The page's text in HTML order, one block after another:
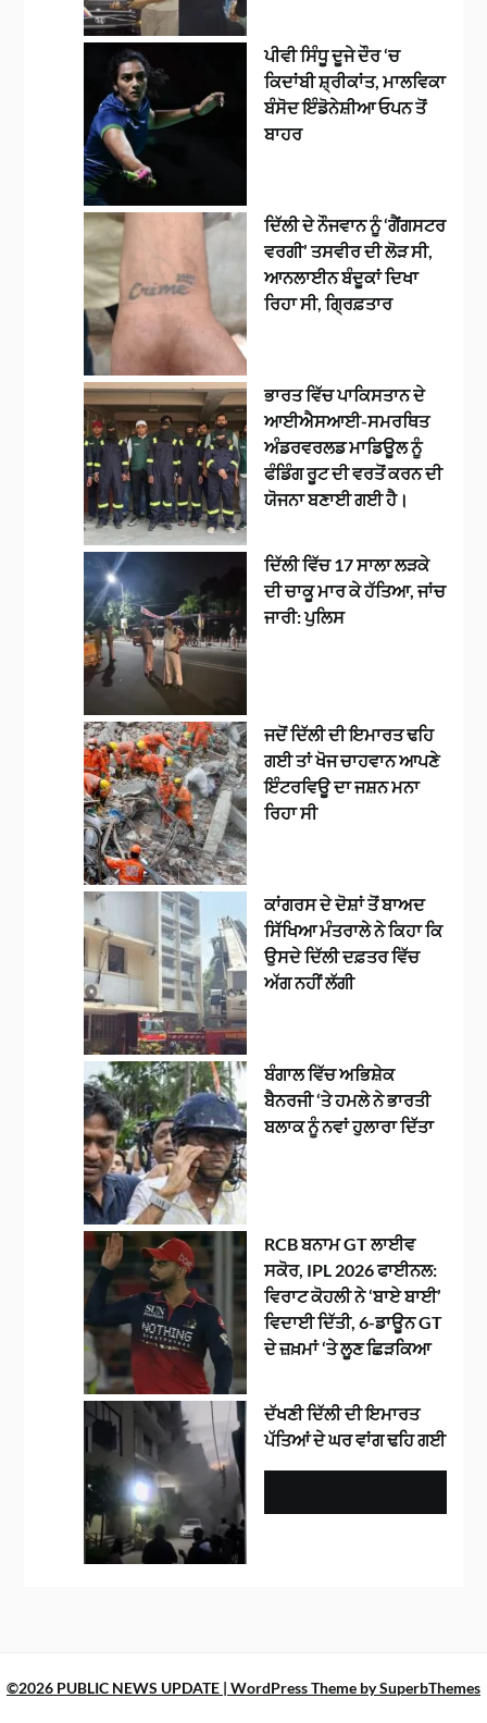
ਪੀਵੀ ਸਿੰਧੂ ਦੂਜੇ ਦੌਰ ‘ਚ
ਕਿਦਾਂਬੀ ਸ਼੍ਰੀਕਾਂਤ, ਮਾਲਵਿਕਾ
ਬੰਸੋਦ ਇੰਡੋਨੇਸ਼ੀਆ ਓਪਨ ਤੋਂ
ਬਾਹਰ
ਦਿੱਲੀ ਦੇ ਨੌਜਵਾਨ ਨੂੰ ‘ਗੈਂਗਸਟਰ
ਵਰਗੀ’ ਤਸਵੀਰ ਦੀ ਲੋੜ ਸੀ,
ਆਨਲਾਈਨ ਬੰਦੂਕਾਂ ਦਿਖਾ
ਰਿਹਾ ਸੀ, ਗ੍ਰਿਫ਼ਤਾਰ
ਭਾਰਤ ਵਿੱਚ ਪਾਕਿਸਤਾਨ ਦੇ
ਆਈਐਸਆਈ-ਸਮਰਥਿਤ
ਅੰਡਰਵਰਲਡ ਮਾਡਿਊਲ ਨੂੰ
ਫੰਡਿੰਗ ਰੂਟ ਦੀ ਵਰਤੋਂ ਕਰਨ ਦੀ
ਯੋਜਨਾ ਬਣਾਈ ਗਈ ਹੈ।
ਦਿੱਲੀ ਵਿੱਚ 17 ਸਾਲਾ ਲੜਕੇ
ਦੀ ਚਾਕੂ ਮਾਰ ਕੇ ਹੱਤਿਆ, ਜਾਂਚ
ਜਾਰੀ: ਪੁਲਿਸ
ਜਦੋਂ ਦਿੱਲੀ ਦੀ ਇਮਾਰਤ ਢਹਿ
ਗਈ ਤਾਂ ਖੋਜ ਚਾਹਵਾਨ ਆਪਣੇ
ਇੰਟਰਵਿਊ ਦਾ ਜਸ਼ਨ ਮਨਾ
ਰਿਹਾ ਸੀ
ਕਾਂਗਰਸ ਦੇ ਦੋਸ਼ਾਂ ਤੋਂ ਬਾਅਦ
ਸਿੱਖਿਆ ਮੰਤਰਾਲੇ ਨੇ ਕਿਹਾ ਕਿ
ਉਸਦੇ ਦਿੱਲੀ ਦਫ਼ਤਰ ਵਿੱਚ
ਅੱਗ ਨਹੀਂ ਲੱਗੀ
ਬੰਗਾਲ ਵਿੱਚ ਅਭਿਸ਼ੇਕ
ਬੈਨਰਜੀ ‘ਤੇ ਹਮਲੇ ਨੇ ਭਾਰਤੀ
ਬਲਾਕ ਨੂੰ ਨਵਾਂ ਹੁਲਾਰਾ ਦਿੱਤਾ
RCB ਬਨਾਮ GT ਲਾਈਵ
ਸਕੋਰ, IPL 2026 ਫਾਈਨਲ:
ਵਿਰਾਟ ਕੋਹਲੀ ਨੇ ‘ਬਾਏ ਬਾਈ’
ਵਿਦਾਈ ਦਿੱਤੀ, 6-ਡਾਊਨ GT
ਦੇ ਜ਼ਖ਼ਮਾਂ ‘ਤੇ ਲੂਣ ਛਿੜਕਿਆ
ਦੱਖਣੀ ਦਿੱਲੀ ਦੀ ਇਮਾਰਤ
ਪੱਤਿਆਂ ਦੇ ਘਰ ਵਾਂਗ ਢਹਿ ਗਈ
©2026 PUBLIC NEWS UPDATE | WordPress Theme bySuperbThemes